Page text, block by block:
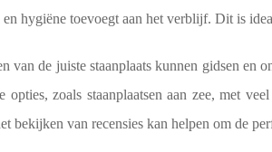
en hygiëne toevoegt aan het verblijf. Dit is
van de juiste staanplaats kunnen gidsen en
opties, zoals staanplaatsen aan zee, met
bekijken van recensies kan helpen om de